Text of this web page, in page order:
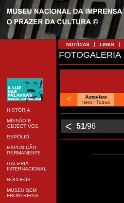
HISTÓRIA
MISSÃO E
OBJECTIVOS
ESPÓLIO
EXPOSIÇÃO
PERMANENTE
GALERIA
INTERNACIONAL
NÚCLEOS
MUSEU SEM
FRONTEIRAS
NOTÍCIAS LINKS
FOTOGALERIA
<
Autoview
Item| Todos
< 51/96